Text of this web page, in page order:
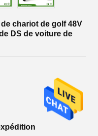
chariot de golf 48V
DS de voiture de